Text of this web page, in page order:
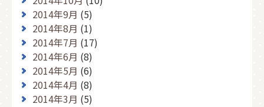
2014年9月 (5)
2014年8月 (1)
2014年7月 (17)
2014年6月 (8)
2014年5月 (6)
2014年4月 (8)
2014年3月 (5)